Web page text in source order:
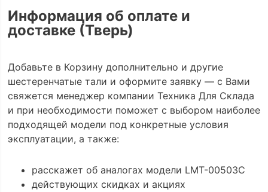
Информация об оплате и
доставке (Тверь)
Добавьте в Корзину дополнительно и другие
шестеренчатые тали и оформите заявку — с Вами
свяжется менеджер компании Техника Для Склада
и при необходимости поможет с выбором наиболее
подходящей модели под конкретные условия
эксплуатации, а также:
расскажет об аналогах модели LMT-00503C
действующих скидках и акциях